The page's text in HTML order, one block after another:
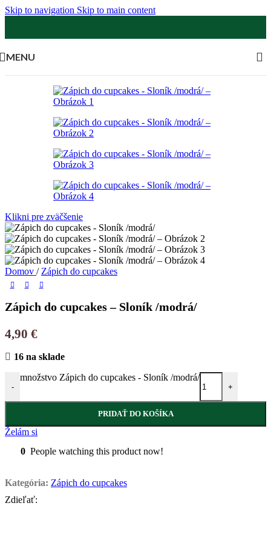
Skip to navigation Skip to main content
MENU
Klikni pre zväčšenie
Domov / Zápich do cupcakes
Zápich do cupcakes – Sloník /modrá/
4,90 €
16 na sklade
-
množstvo Zápich do cupcakes - Sloník /modrá/
+
PRIDAŤ DO KOŠÍKA
Želám si
0 People watching this product now!
Kategória: Zápich do cupcakes
Zdieľať: